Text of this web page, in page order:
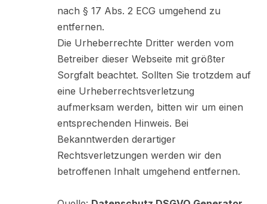
nach § 17 Abs. 2 ECG umgehend zu
entfernen.
Die Urheberrechte Dritter werden vom
Betreiber dieser Webseite mit größter
Sorgfalt beachtet. Sollten Sie trotzdem auf
eine Urheberrechtsverletzung
aufmerksam werden, bitten wir um einen
entsprechenden Hinweis. Bei
Bekanntwerden derartiger
Rechtsverletzungen werden wir den
betroffenen Inhalt umgehend entfernen.